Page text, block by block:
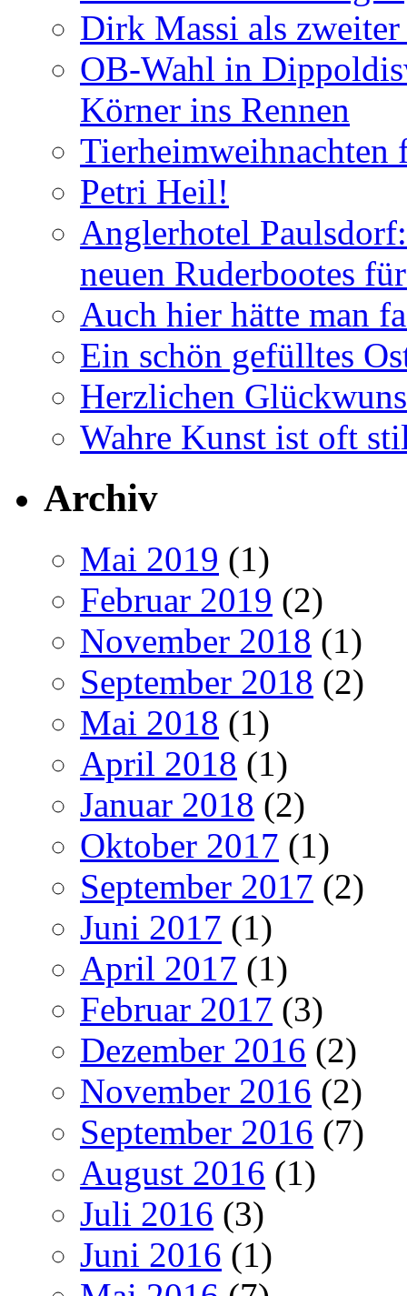
Dirk Massi als
OB-Wahl in
Körner ins Rennen
Tierheimweihnachten
Petri Heil!
Anglerhotel
neuen Ruderbootes
Auch hier hätte man
Ein schön gefülltes
Herzlichen
Wahre Kunst ist oft
Archiv
Mai 2019 (1)
Februar 2019 (2)
November 2018 (1)
September 2018 (2)
Mai 2018 (1)
April 2018 (1)
Januar 2018 (2)
Oktober 2017 (1)
September 2017 (2)
Juni 2017 (1)
April 2017 (1)
Februar 2017 (3)
Dezember 2016 (2)
November 2016 (2)
September 2016 (7)
August 2016 (1)
Juli 2016 (3)
Juni 2016 (1)